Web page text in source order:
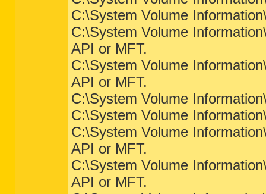
C:\System Volume
C:\System Volume
API or MFT.
C:\System Volume
API or MFT.
C:\System Volume
C:\System Volume
C:\System Volume
API or MFT.
C:\System Volume
API or MFT.